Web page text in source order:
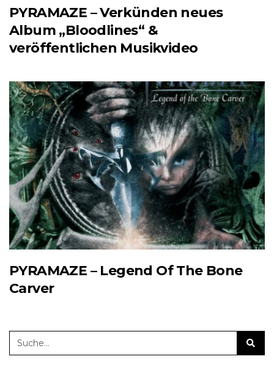
PYRAMAZE – Verkünden neues
Album „Bloodlines“ &
veröffentlichen Musikvideo
PYRAMAZE – Legend Of The Bone
Carver